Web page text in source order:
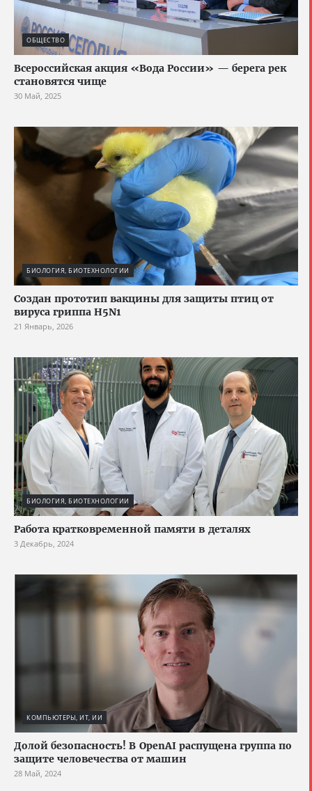
ОБЩЕСТВО
Всероссийская акция «Вода России» — берега рек
становятся чище
30 Май, 2025
БИОЛОГИЯ, БИОТЕХНОЛОГИИ
Создан прототип вакцины для защиты птиц от
вируса гриппа H5N1
21 Январь, 2026
БИОЛОГИЯ, БИОТЕХНОЛОГИИ
Работа кратковременной памяти в деталях
3 Декабрь, 2024
КОМПЬЮТЕРЫ, ИТ, ИИ
Долой безопасность! В OpenAI распущена группа по
защите человечества от машин
28 Май, 2024